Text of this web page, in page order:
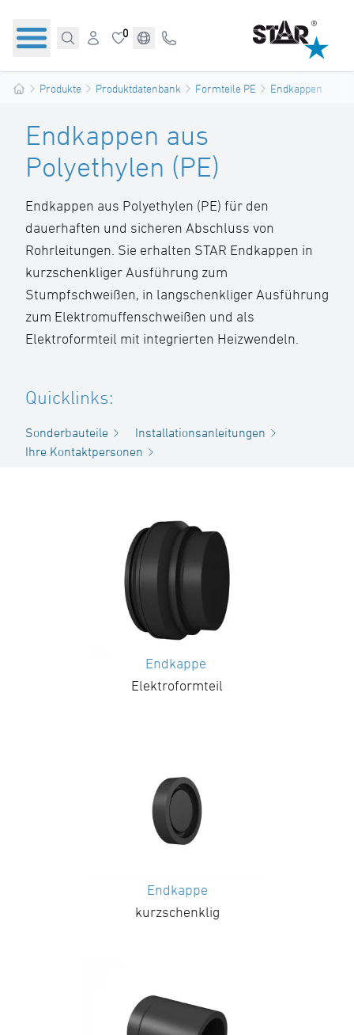
0
Produkte Produktdatenbank Formteile PE Endkappen
Endkappen aus
Polyethylen (PE)
Endkappen aus Polyethylen (PE) für den
dauerhaften und sicheren Abschluss von
Rohrleitungen. Sie erhalten STAR Endkappen in
kurzschenkliger Ausführung zum
Stumpfschweißen, in langschenkliger Ausführung
zum Elektromuffenschweißen und als
Elektroformteil mit integrierten Heizwendeln.
Quicklinks:
Sonderbauteile
Installationsanleitungen
Ihre Kontaktpersonen
Endkappe
Elektroformteil
Endkappe
kurzschenklig